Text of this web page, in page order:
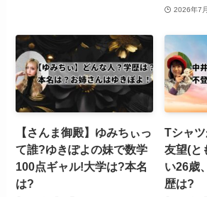
2026年7
【さんま御殿】ゆみちぃっ
て誰?ゆきぽよの妹で数学
100点ギャル!大学は?本名
は?
Tシャ
友望(と
い26歳
歴は?